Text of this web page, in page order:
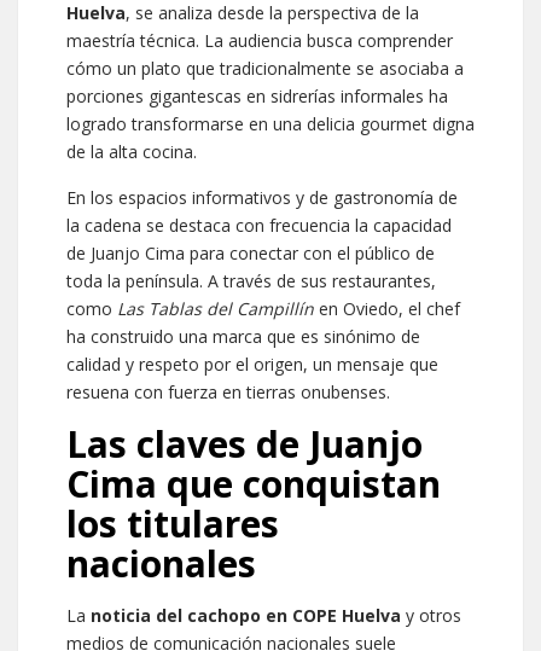
Huelva, se analiza desde la perspectiva de la
maestría técnica. La audiencia busca comprender
cómo un plato que tradicionalmente se asociaba a
porciones gigantescas en sidrerías informales ha
logrado transformarse en una delicia gourmet digna
de la alta cocina.
En los espacios informativos y de gastronomía de
la cadena se destaca con frecuencia la capacidad
de Juanjo Cima para conectar con el público de
toda la península. A través de sus restaurantes,
como Las Tablas del Campillín en Oviedo, el chef
ha construido una marca que es sinónimo de
calidad y respeto por el origen, un mensaje que
resuena con fuerza en tierras onubenses.
Las claves de Juanjo
Cima que conquistan
los titulares
nacionales
La noticia del cachopo en COPE Huelva y otros
medios de comunicación nacionales suele